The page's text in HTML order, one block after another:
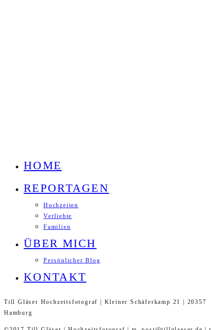
HOME
REPORTAGEN
Hochzeiten
Verliebte
Familien
ÜBER MICH
Persönlicher Blog
KONTAKT
Till Gläser Hochzeitsfotograf | Kleiner Schäferkamp 21 | 20357
Hamburg